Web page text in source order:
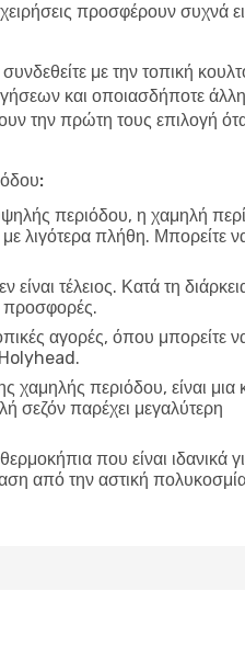
προσφέρουν συχνά
με την τοπική
και οποιασδήποτε
την πρώτη τους επιλογή
περιόδου, η χαμηλή
λιγότερα πλήθη. Μπορείτε
είναι τέλειος. Κατά τη
προσφορές.
αγορές, όπου μπορείτε
Holyhead.
χαμηλής περιόδου, είναι μια
σεζόν παρέχει μεγαλύτερη
που είναι ιδανικά
από την αστική